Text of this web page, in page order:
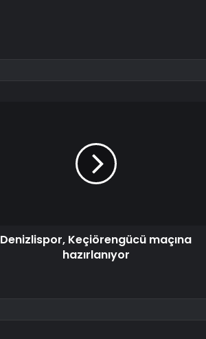
Denizlispor, Keçiörengücü maçına
hazırlanıyor